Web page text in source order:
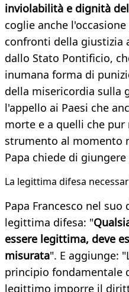
inviolabilità e dignità
coglie anche
confronti della giustizia
dallo Stato Pontificio,
inumana forma di
della misericordia sulla
l'appello ai Paesi che
morte e a quelli che
strumento al momento
Papa chiede di
La legittima difesa
Papa Francesco nel
legittima difesa: "
essere legittima, deve
misurata". E aggiunge:
principio fondamentale
legittimo imporre il